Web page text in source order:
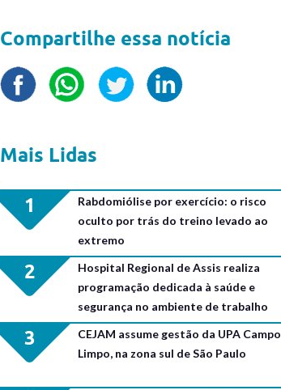
Compartilhe essa notícia
Mais Lidas
1
Rabdomiólise por exercício: o risco
oculto por trás do treino levado ao
extremo
2
Hospital Regional de Assis realiza
programação dedicada à saúde e
segurança no ambiente de trabalho
3
CEJAM assume gestão da UPA Campo
Limpo, na zona sul de São Paulo